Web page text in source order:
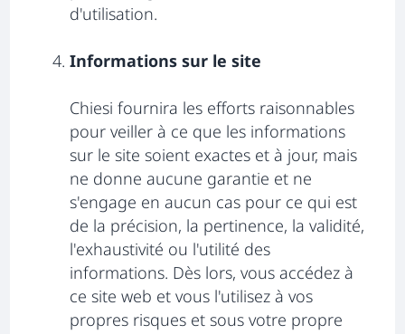
d'utilisation.
Informations sur le site
Chiesi fournira les efforts raisonnables
pour veiller à ce que les informations
sur le site soient exactes et à jour, mais
ne donne aucune garantie et ne
s'engage en aucun cas pour ce qui est
de la précision, la pertinence, la validité,
l'exhaustivité ou l'utilité des
informations. Dès lors, vous accédez à
ce site web et vous l'utilisez à vos
propres risques et sous votre propre